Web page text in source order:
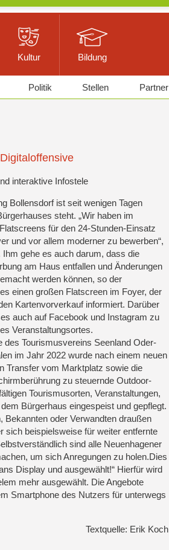
Kultur Bildung
Politik Stellen Partner
interaktive Infostele
Bollensdorf ist seit wenigen Tagen
steht. „Wir haben im
für den 24-Stunden-Einsatz
und vor allem moderner zu bewerben“,
gehe es auch darum, dass die
am Haus entfallen und Änderungen
werden können, so der
einen großen Flatscreen im Foyer, der
Kartenvorverkauf informiert. Darüber
auch auf Facebook und Instagram zu
Veranstaltungsortes.
des Tourismusvereins Seenland Oder-
im Jahr 2022 wurde nach einem neuen
Transfer vom Marktplatz sowie die
zu steuernde Outdoor-
Tourismusorten, Veranstaltungen,
Bürgerhaus eingespeist und gepflegt.
Bekannten oder Verwandten draußen
sich beispielsweise für weiter entfernte
sind alle Neuenhagener
um sich Anregungen zu holen.Dies
Display und ausgewählt!“ Hierfür wird
mehr ausgewählt. Die Angebote
Smartphone des Nutzers für unterwegs
Textquelle: Erik Koch